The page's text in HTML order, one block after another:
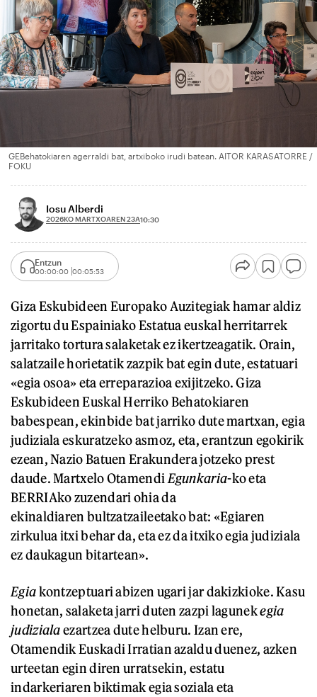
GEBehatokiaren agerraldi bat, artxiboko irudi batean. AITOR KARASATORRE /
FOKU
Iosu Alberdi
2026KO MARTXOAREN 23A10:30
Entzun
00:00:00 00:05:53
Giza Eskubideen Europako Auzitegiak hamar aldiz
zigortu du Espainiako Estatua euskal herritarrek
jarritako tortura salaketak ez ikertzeagatik. Orain,
salatzaile horietatik zazpik bat egin dute, estatuari
«egia osoa» eta erreparazioa exijitzeko. Giza
Eskubideen Euskal Herriko Behatokiaren
babespean, ekinbide bat jarriko dute martxan, egia
judiziala eskuratzeko asmoz, eta, erantzun egokirik
ezean, Nazio Batuen Erakundera jotzeko prest
daude. Martxelo Otamendi Egunkaria-ko eta
BERRIAko zuzendari ohia da
ekinaldiaren bultzatzaileetako bat: «Egiaren
zirkulua itxi behar da, eta ez da itxiko egia judiziala
ez daukagun bitartean».
Egiakontzeptuari abizen ugari jar dakizkioke. Kasu
honetan, salaketa jarri duten zazpi lagunekegia
judizialaezartzea dute helburu. Izan ere,
Otamendik Euskadi Irratian azaldu duenez, azken
urteetan egin diren urratsekin, estatu
indarkeriaren biktimak egia soziala eta